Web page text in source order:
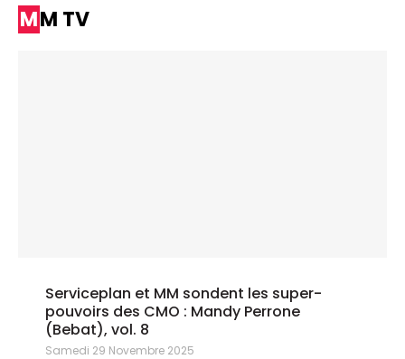
MM TV
Serviceplan et MM sondent les super-
pouvoirs des CMO : Mandy Perrone
(Bebat), vol. 8
Samedi 29 Novembre 2025